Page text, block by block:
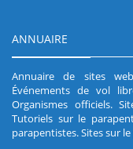
ANNUAIRE
Annuaire de sites
Événements de vol
Organismes officiels.
Tutoriels sur le
parapentistes.Sites sur